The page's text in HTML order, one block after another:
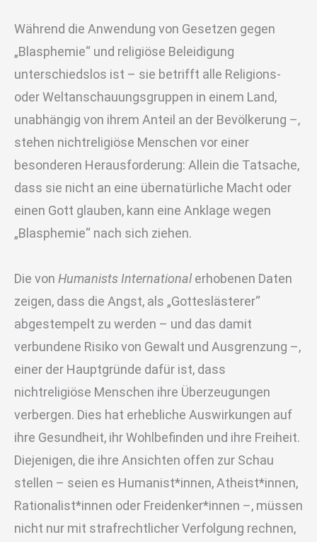
Während die Anwendung von Gesetzen gegen
„Blasphemie“ und religiöse Beleidigung
unterschiedslos ist – sie betrifft alle Religions-
oder Weltanschauungsgruppen in einem Land,
unabhängig von ihrem Anteil an der Bevölkerung –,
stehen nichtreligiöse Menschen vor einer
besonderen Herausforderung: Allein die Tatsache,
dass sie nicht an eine übernatürliche Macht oder
einen Gott glauben, kann eine Anklage wegen
„Blasphemie“ nach sich ziehen.
Die von Humanists Internationalerhobenen Daten
zeigen, dass die Angst, als „Gotteslästerer“
abgestempelt zu werden – und das damit
verbundene Risiko von Gewalt und Ausgrenzung –,
einer der Hauptgründe dafür ist, dass
nichtreligiöse Menschen ihre Überzeugungen
verbergen. Dies hat erhebliche Auswirkungen auf
ihre Gesundheit, ihr Wohlbefinden und ihre Freiheit.
Diejenigen, die ihre Ansichten offen zur Schau
stellen – seien es Humanist*innen, Atheist*innen,
Rationalist*innen oder Freidenker*innen –, müssen
nicht nur mit strafrechtlicher Verfolgung rechnen,